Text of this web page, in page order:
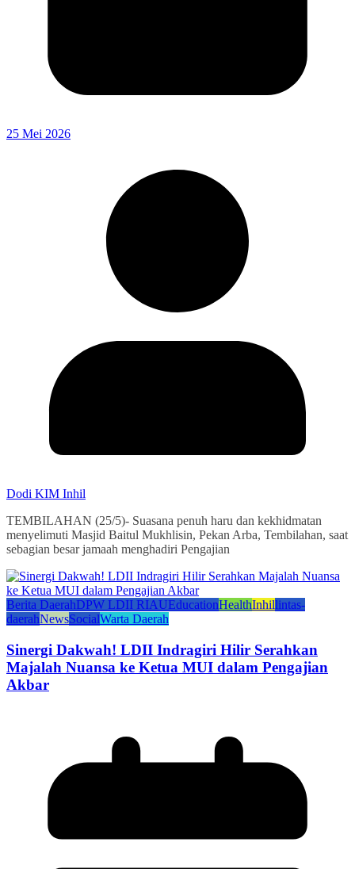
25 Mei 2026
Dodi KIM Inhil
TEMBILAHAN (25/5)- Suasana penuh haru dan kekhidmatan
menyelimuti Masjid Baitul Mukhlisin, Pekan Arba, Tembilahan, saat
sebagian besar jamaah menghadiri Pengajian
Berita DaerahDPW LDII RIAUEducationHealthInhillintas-
daerahNewsSocialWarta Daerah
Sinergi Dakwah! LDII Indragiri Hilir Serahkan
Majalah Nuansa ke Ketua MUI dalam Pengajian
Akbar